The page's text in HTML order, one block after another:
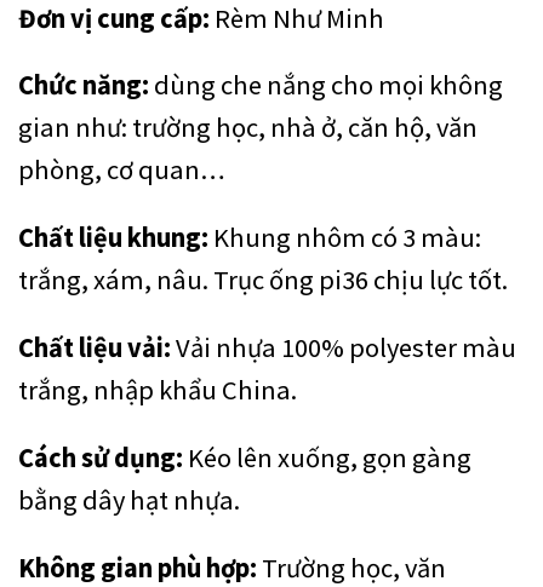
Đơn vị cung cấp: Rèm Như Minh
Chức năng: dùng che nắng cho mọi không
gian như: trường học, nhà ở, căn hộ, văn
phòng, cơ quan…
Chất liệu khung: Khung nhôm có 3 màu:
trắng, xám, nâu. Trục ống pi36 chịu lực tốt.
Chất liệu vải:Vải nhựa 100% polyester màu
trắng, nhập khẩu China.
Cách sử dụng: Kéo lên xuống, gọn gàng
bằng dây hạt nhựa.
Không gian phù hợp: Trường học, văn